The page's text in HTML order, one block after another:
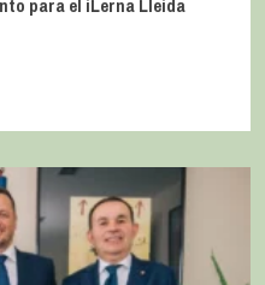
para el iLerna Lleida